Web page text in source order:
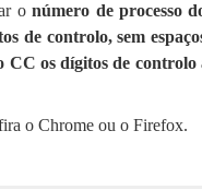
onúmero de processo
de controlo, sem
CC os dígitos de
o Chrome ou o Firefox.